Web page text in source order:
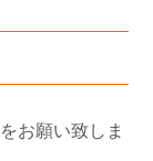
お願い致しま